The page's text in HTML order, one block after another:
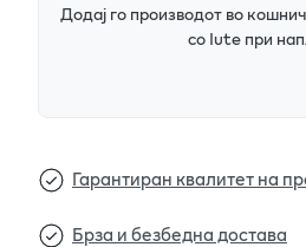
Додај го производот во
со Iute при
Гарантиран квалитет на
Брза и безбедна достава